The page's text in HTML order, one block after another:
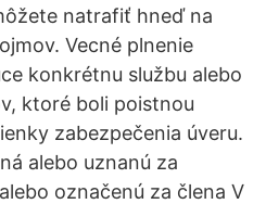
natrafiť hneď na
Vecné plnenie
konkrétnu službu alebo
ktoré boli poistnou
zabezpečenia úveru.
alebo uznanú za
označenú za člena V